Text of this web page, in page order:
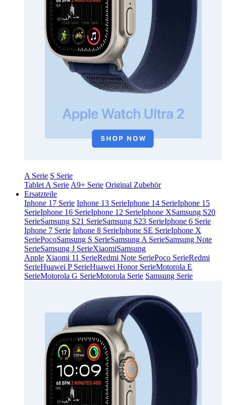
A Serie S Serie
Tablet A Serie A9+ Serie Original Zubehör
Ersatzteile
Iphone 17 Serie Iphone 13 SerieIphone 14 SerieIphone 15
SerieIphone 16 SerieIphone 12 SerieIphone XSamsung S20
SerieSamsung S21 SerieSamsung S23 SerieIphone 6 Serie
Iphone 7 Serie Iphone 8 SerieIphone SE SerieIphone X
SeriePocoSamsung S SerieSamsung A SerieSamsung Note
SerieSamsung J SerieXiaomiSamsung
Apple Xiaomi 11 SerieRedmi Note SeriePoco SerieRedmi
SerieHuawei P SerieHuawei Honor SerieMotorola E
SerieMotorola G SerieMotorola Serie Samsung Serie